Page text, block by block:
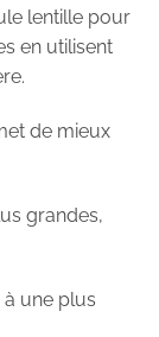
lentille pour
en utilisent
de mieux
grandes,
une plus